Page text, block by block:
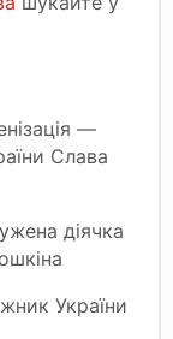
—
Слава
діячка
України